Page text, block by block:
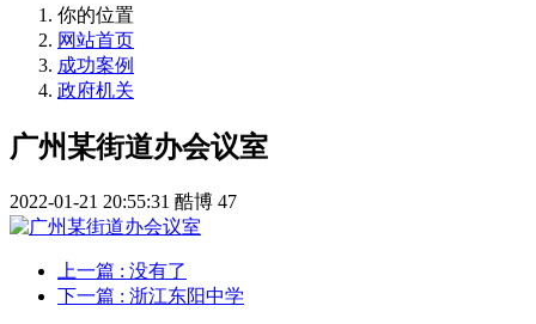
你的位置
网站首页
成功案例
政府机关
广州某街道办会议室
2022-01-21 20:55:31 酷博 47
上一篇 : 没有了
下一篇 : 浙江东阳中学